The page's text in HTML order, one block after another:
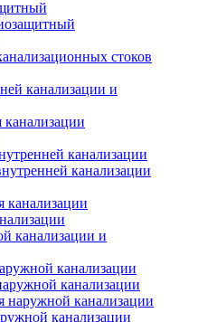
стоков
канализации и
канализации
канализации
канализации
канализации
канализации и
канализации
канализации
наружной канализации
канализации